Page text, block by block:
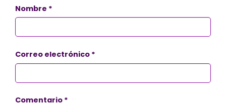
Nombre *
Correo electrónico *
Comentario *